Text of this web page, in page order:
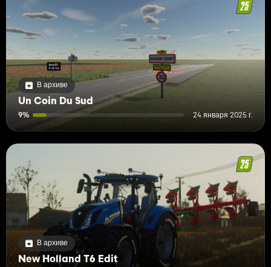
В архиве
Un Coin Du Sud
9% 24 января 2025 г.
В архиве
New Holland T6 Edit